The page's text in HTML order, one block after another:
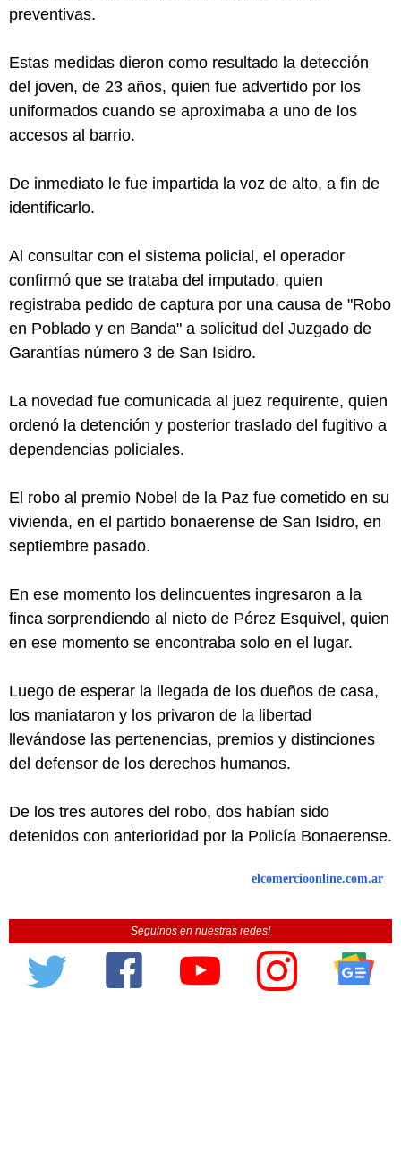
preventivas.
Estas medidas dieron como resultado la detección
del joven, de 23 años, quien fue advertido por los
uniformados cuando se aproximaba a uno de los
accesos al barrio.
De inmediato le fue impartida la voz de alto, a fin de
identificarlo.
Al consultar con el sistema policial, el operador
confirmó que se trataba del imputado, quien
registraba pedido de captura por una causa de "Robo
en Poblado y en Banda" a solicitud del Juzgado de
Garantías número 3 de San Isidro.
La novedad fue comunicada al juez requirente, quien
ordenó la detención y posterior traslado del fugitivo a
dependencias policiales.
El robo al premio Nobel de la Paz fue cometido en su
vivienda, en el partido bonaerense de San Isidro, en
septiembre pasado.
En ese momento los delincuentes ingresaron a la
finca sorprendiendo al nieto de Pérez Esquivel, quien
en ese momento se encontraba solo en el lugar.
Luego de esperar la llegada de los dueños de casa,
los maniataron y los privaron de la libertad
llevándose las pertenencias, premios y distinciones
del defensor de los derechos humanos.
De los tres autores del robo, dos habían sido
detenidos con anterioridad por la Policía Bonaerense.
elcomercioonline.com.ar
Seguinos en nuestras redes!